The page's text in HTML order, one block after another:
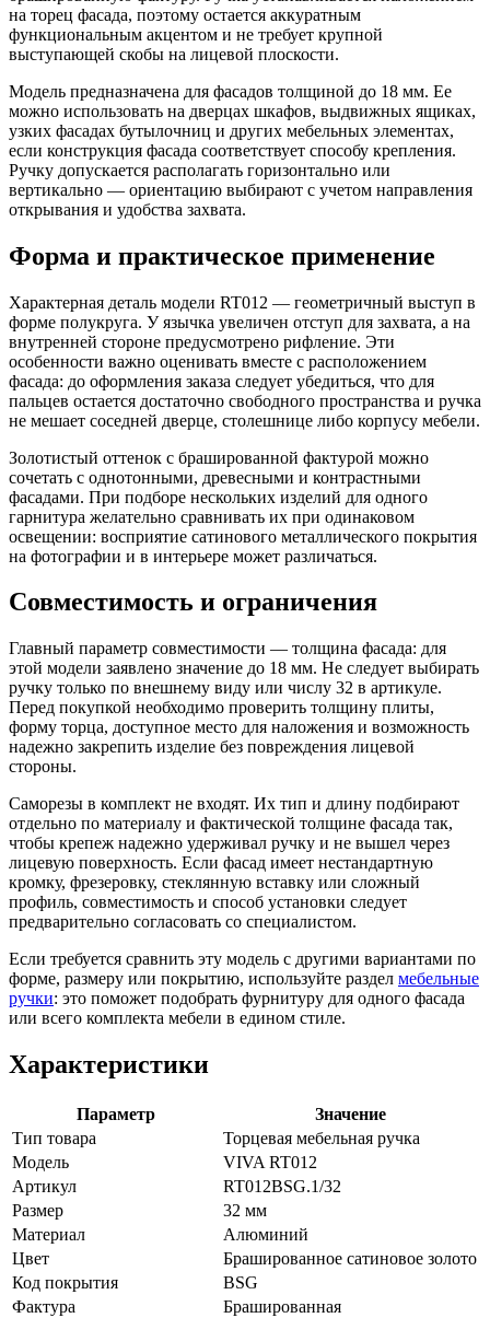
на торец фасада, поэтому остается аккуратным
функциональным акцентом и не требует крупной
выступающей скобы на лицевой плоскости.
Модель предназначена для фасадов толщиной до 18 мм. Ее
можно использовать на дверцах шкафов, выдвижных ящиках,
узких фасадах бутылочниц и других мебельных элементах,
если конструкция фасада соответствует способу крепления.
Ручку допускается располагать горизонтально или
вертикально — ориентацию выбирают с учетом направления
открывания и удобства захвата.
Форма и практическое применение
Характерная деталь модели RT012 — геометричный выступ в
форме полукруга. У язычка увеличен отступ для захвата, а на
внутренней стороне предусмотрено рифление. Эти
особенности важно оценивать вместе с расположением
фасада: до оформления заказа следует убедиться, что для
пальцев остается достаточно свободного пространства и ручка
не мешает соседней дверце, столешнице либо корпусу мебели.
Золотистый оттенок с брашированной фактурой можно
сочетать с однотонными, древесными и контрастными
фасадами. При подборе нескольких изделий для одного
гарнитура желательно сравнивать их при одинаковом
освещении: восприятие сатинового металлического покрытия
на фотографии и в интерьере может различаться.
Совместимость и ограничения
Главный параметр совместимости — толщина фасада: для
этой модели заявлено значение до 18 мм. Не следует выбирать
ручку только по внешнему виду или числу 32 в артикуле.
Перед покупкой необходимо проверить толщину плиты,
форму торца, доступное место для наложения и возможность
надежно закрепить изделие без повреждения лицевой
стороны.
Саморезы в комплект не входят. Их тип и длину подбирают
отдельно по материалу и фактической толщине фасада так,
чтобы крепеж надежно удерживал ручку и не вышел через
лицевую поверхность. Если фасад имеет нестандартную
кромку, фрезеровку, стеклянную вставку или сложный
профиль, совместимость и способ установки следует
предварительно согласовать со специалистом.
Если требуется сравнить эту модель с другими вариантами по
форме, размеру или покрытию, используйте раздел мебельные
ручки: это поможет подобрать фурнитуру для одного фасада
или всего комплекта мебели в едином стиле.
Характеристики
Параметр
Значение
Тип товара
Торцевая мебельная ручка
Модель
VIVA RT012
Артикул
RT012BSG.1/32
Размер
32 мм
Материал
Алюминий
Цвет
Брашированное сатиновое золото
Код покрытия
BSG
Фактура
Брашированная